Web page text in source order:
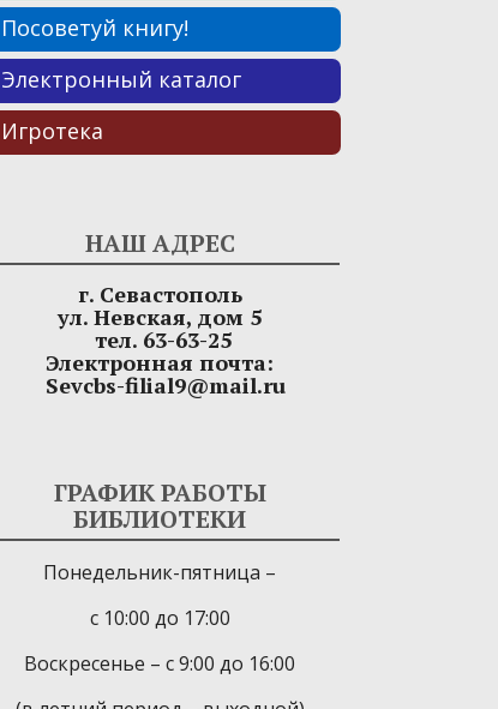
Посоветуй книгу!
Электронный каталог
Игротека
НАШ АДРЕС
г. Севастополь
ул. Невская, дом 5
тел. 63-63-25
Электронная почта:
Sevcbs-filial9@mail.ru
ГРАФИК РАБОТЫ
БИБЛИОТЕКИ
Понедельник-пятница –
с 10:00 до 17:00
Воскресенье – с 9:00 до 16:00